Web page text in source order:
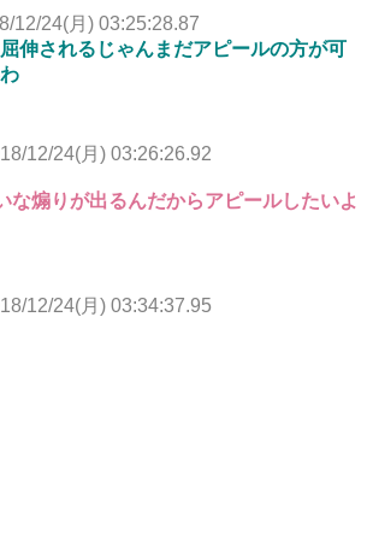
12/24(月) 03:25:28.87
伸されるじゃんまだアピールの方が可
12/24(月) 03:26:26.92
な煽りが出るんだからアピールしたいよ
12/24(月) 03:34:37.95